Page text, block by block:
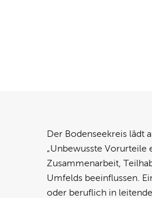
Der Bodenseekreis lädt
„Unbewusste Vorurteile
Zusammenarbeit,
Umfelds beeinflussen.
oder beruflich in